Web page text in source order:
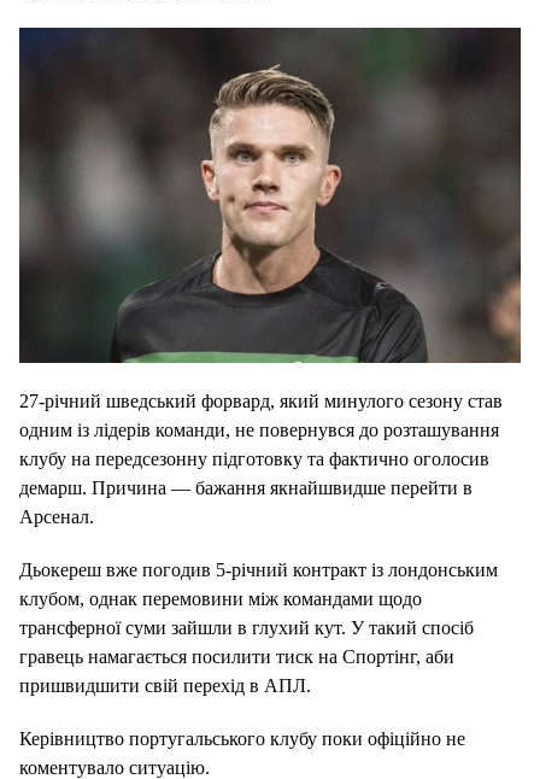
27-річний шведський форвард, який минулого сезону став
одним із лідерів команди, не повернувся до розташування
клубу на передсезонну підготовку та фактично оголосив
демарш. Причина — бажання якнайшвидше перейти в
Арсенал.
Дьокереш вже погодив 5-річний контракт із лондонським
клубом, однак перемовини між командами щодо
трансферної суми зайшли в глухий кут. У такий спосіб
гравець намагається посилити тиск на Спортінг, аби
пришвидшити свій перехід в АПЛ.
Керівництво португальського клубу поки офіційно не
коментувало ситуацію.